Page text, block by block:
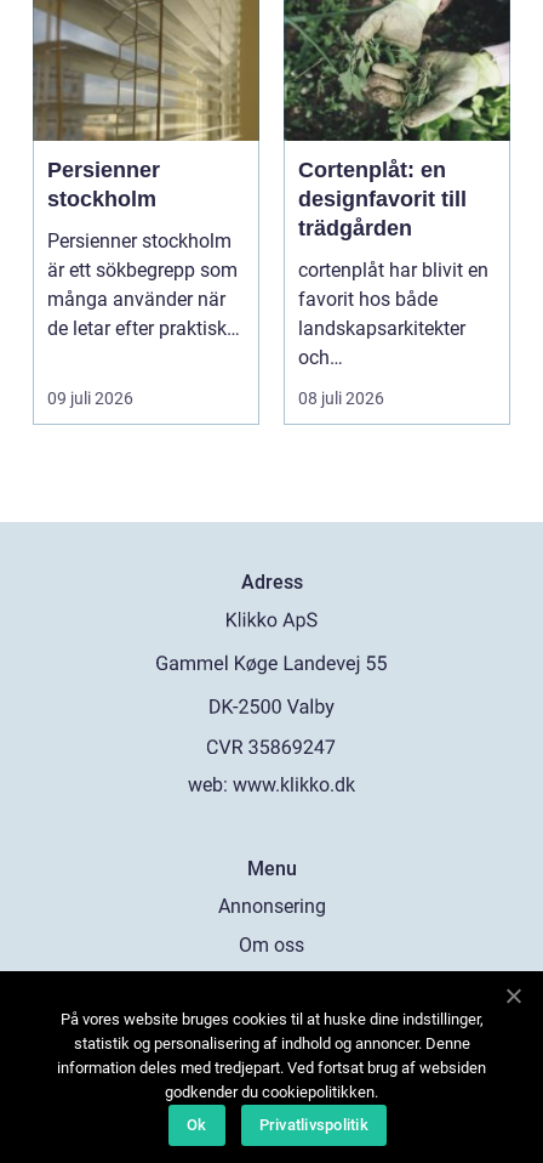
Persienner
stockholm
Persienner stockholm
är ett sökbegrepp som
många använder när
de letar efter praktiska
09 juli 2026
Cortenplåt: en
designfavorit till
trädgården
cortenplåt har blivit en
favorit hos både
landskapsarkitekter
och
trädgårdsentusiaster.
Det är ett m...
08 juli 2026
Adress
web: www.klikko.dk
Menu
Annonsering
Om oss
Kontakta oss
Sitemap
På vores website bruges cookies til at huske dine indstillinger,
statistik og personalisering af indhold og annoncer. Denne
information deles med tredjepart. Ved fortsat brug af websiden
godkender du cookiepolitikken.
Ok
Privatlivspolitik